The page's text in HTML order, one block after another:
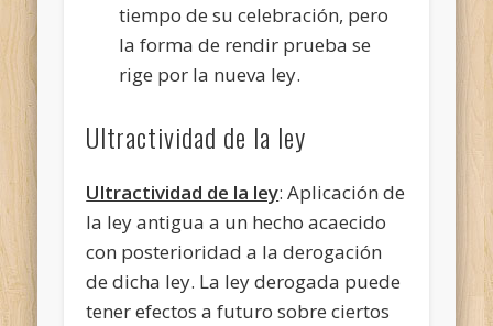
tiempo de su celebración, pero
la forma de rendir prueba se
rige por la nueva ley.
Ultractividad de la ley
Ultractividad de la ley: Aplicación de
la ley antigua a un hecho acaecido
con posterioridad a la derogación
de dicha ley. La ley derogada puede
tener efectos a futuro sobre ciertos